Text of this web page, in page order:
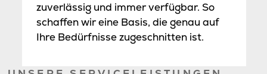
zuverlässig und immer verfügbar. So
schaffen wir eine Basis, die genau auf
Ihre Bedürfnisse zugeschnitten ist.